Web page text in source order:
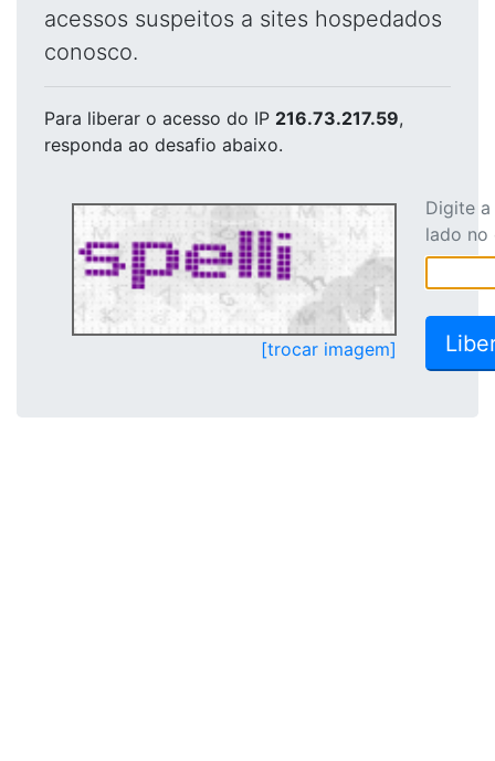
acessos suspeitos a sites hospedados
conosco.
Para liberar o acesso do IP 216.73.217.59,
responda ao desafio abaixo.
[trocar imagem]
Digite
lado no